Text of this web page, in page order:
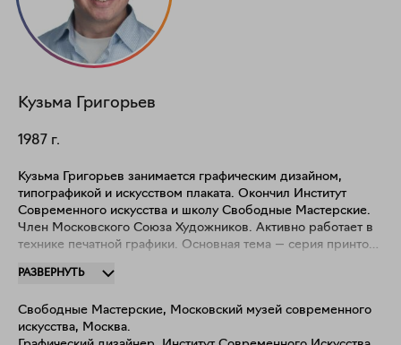
Кузьма Григорьев
1987 г.
Кузьма Григорьев занимается графическим дизайном,
типографикой и искусством плаката. Окончил Институт
Современного искусства и школу Свободные Мастерские.
Член Московского Союза Художников. Активно работает в
технике печатной графики. Основная тема — серия принтов
технике. Каждый отпечаток уникален и существует в одном
РАЗВЕРНУТЬ
Свободные Мастерские, Московский музей современного
искусства, Москва.